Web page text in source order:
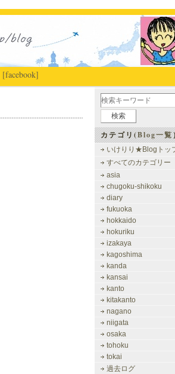
[facebook]
カテゴリ(Blog一覧
いけりり★Blogトッ
すべてのカテゴリー
asia
chugoku-shikoku
diary
fukuoka
hokkaido
hokuriku
izakaya
kagoshima
kanda
kansai
kanto
kitakanto
nagano
niigata
osaka
tohoku
tokai
過去ログ